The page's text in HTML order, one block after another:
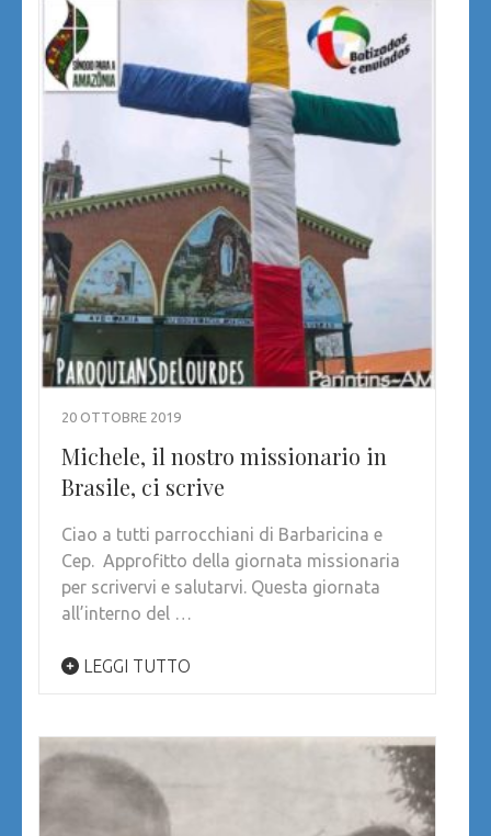
20 OTTOBRE 2019
Michele, il nostro missionario in
Brasile, ci scrive
Ciao a tutti parrocchiani di Barbaricina e
Cep. Approfitto della giornata missionaria
per scrivervi e salutarvi. Questa giornata
all’interno del …
LEGGI TUTTO